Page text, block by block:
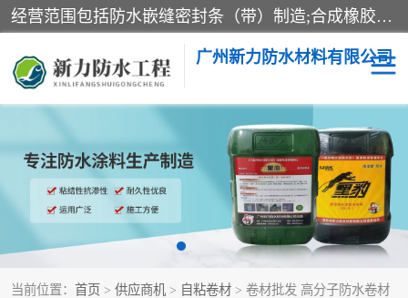
经营范围包括防水嵌缝密封条（带）制造;合成橡胶制造（监控化学品、危险化学品除外）;沥青混合物制造;防水胶粘带制造;其他合成材料制造（监控化学品、危险化学品除外）;涂料制造（监控化学品、危险化学品除外）;建筑结构防水补漏;防水建筑材料制造;粘合剂制造（监控化学品、危险化学品除外）;涂料零售;广州新力防水材料有限公司具有1处分支机构。
广州新力防水材料有限公司
当前位置： 首页 > 供应商机 > 自粘卷材 > 卷材批发 高分子防水卷材
黑豹防水胶 建筑108胶水
乳化沥青防水涂料 自粘卷材
非固化橡胶防水涂料